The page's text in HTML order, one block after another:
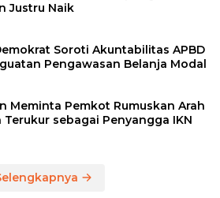
Justru Naik
Soroti Akuntabilitas APBD
Pengawasan Belanja Modal
Meminta Pemkot Rumuskan Arah
sebagai Penyangga IKN